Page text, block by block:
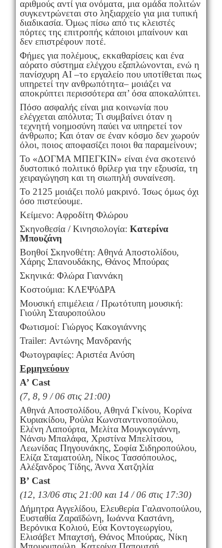
αριθμούς αντί για ονόματα, μια ομάδα πολιτών
συγκεντρώνεται στο ληξιαρχείο για μια τυπική
διαδικασία. Όμως πίσω από τις κλειστές
πόρτες της επιτροπής κάποιοι μπαίνουν και
δεν επιστρέφουν ποτέ.
Φήμες για πολέμους, εκκαθαρίσεις και ένα
αόρατο σύστημα ελέγχου εξαπλώνονται, ενώ η
πανίσχυρη AI –το εργαλείο που υποτίθεται πως
υπηρετεί την ανθρωπότητα– μοιάζει να
αποκρύπτει περισσότερα απ’ όσα αποκαλύπτει.
Πόσο ασφαλής είναι μια κοινωνία που
ελέγχεται απόλυτα; Τι συμβαίνει όταν η
τεχνητή νοημοσύνη παύει να υπηρετεί τον
άνθρωπο; Και όταν σε έναν κόσμο δεν χωρούν
όλοι, ποιος αποφασίζει ποιοι θα παραμείνουν;
Το «ΔΟΓΜΑ ΜΠΕΓΚΙΝ» είναι ένα σκοτεινό
δυστοπικό πολιτικό θρίλερ για την εξουσία, τη
χειραγώγηση και τη σιωπηλή συναίνεση.
Το 2125 μοιάζει πολύ μακρινό. Ίσως όμως όχι
όσο πιστεύουμε.
Κείμενο: Αφροδίτη Φλώρου
Σκηνοθεσία / Κινησιολογία: Κατερίνα
Μπουζάνη
Βοηθοί Σκηνοθέτη: Αθηνά Αποστολίδου,
Χάρης Σπανουδάκης, Θάνος Μπούρας
Σκηνικά: Φλώρα Γιαννάκη
Κοστούμια: ΚΛΕΨύΔΡΑ
Μουσική επιμέλεια / Πρωτότυπη μουσική:
Γιούλη Σταυροπούλου
Φωτισμοί: Γιώργος Κακογιάννης
Trailer: Αντώνης Μανδρανής
Φωτογραφίες: Αριστέα Ανύση
Ερμηνεύουν
Α’ Cast
(7, 8, 9 / 06 στις 21:00)
Αθηνά Αποστολίδου, Αθηνά Γκίνου, Κορίνα
Κυριακίδου, Ρούλα Κωνσταντινοπούλου,
Ελένη Λαπούρτα, Μελίτα Μουγκογιάννη,
Νάνσυ Μπαλάφα, Χριστίνα Μπελίτσου,
Λεωνίδας Πηγουνάκης, Σοφία Σιδηροπούλου,
Ελίζα Σταματούλη, Νίκος Τασσόπουλος,
Αλέξανδρος Τίδης, Άννα Χατζηλία
Β’ Cast
(12, 13/06 στις 21:00 και 14 / 06 στις 17:30)
Δήμητρα Αγγελίδου, Ελευθερία Γαλανοπούλου,
Ευσταθία Ζαραϊδώνη, Ιωάννα Καστάνη,
Βερόνικα Κολιού, Εύα Κοντογεωργίου,
Ελισάβετ Μπαχτσή, Θάνος Μπούρας, Νίκη